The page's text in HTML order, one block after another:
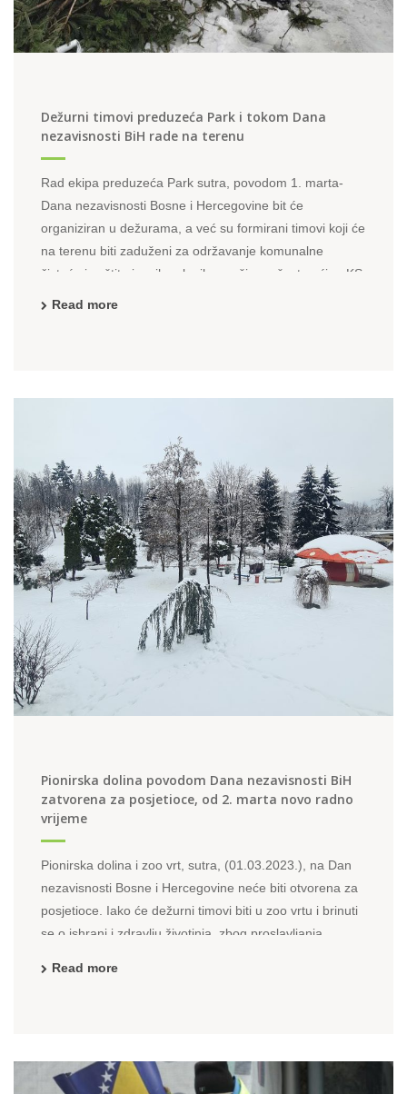
Dežurni timovi preduzeća Park i tokom Dana
nezavisnosti BiH rade na terenu
Rad ekipa preduzeća Park sutra, povodom 1. marta-
Dana nezavisnosti Bosne i Hercegovine bit će
organiziran u dežurama, a već su formirani timovi koji će
na terenu biti zaduženi za održavanje komunalne
čistoće i zaštitu javnih zelenih površina u šest općina KS.
Read more
Pionirska dolina povodom Dana nezavisnosti BiH
zatvorena za posjetioce, od 2. marta novo radno
vrijeme
Pionirska dolina i zoo vrt, sutra, (01.03.2023.), na Dan
nezavisnosti Bosne i Hercegovine neće biti otvorena za
posjetioce. Iako će dežurni timovi biti u zoo vrtu i brinuti
se o ishrani i zdravlju životinja, zbog proslavljanja
Read more